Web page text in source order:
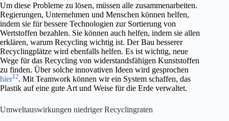
Um diese Probleme zu lösen, müssen alle zusammenarbeiten.
Regierungen, Unternehmen und Menschen können helfen,
indem sie für bessere Technologien zur Sortierung von
Wertstoffen bezahlen. Sie können auch helfen, indem sie allen
erklären, warum Recycling wichtig ist. Der Bau besserer
Recyclingplätze wird ebenfalls helfen. Es ist wichtig, neue
Wege für das Recycling von widerstandsfähigen Kunststoffen
zu finden. Über solche innovativen Ideen wird gesprochen
hier12. Mit Teamwork können wir ein System schaffen, das
Plastik auf eine gute Art und Weise für die Erde verwaltet.
Umweltauswirkungen niedriger Recyclingraten